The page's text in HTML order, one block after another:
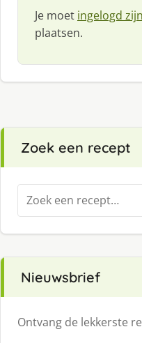
Je moet ingelogd
plaatsen.
Zoek een recept
Zoeken
naar:
Nieuwsbrief
Ontvang de lekkerste